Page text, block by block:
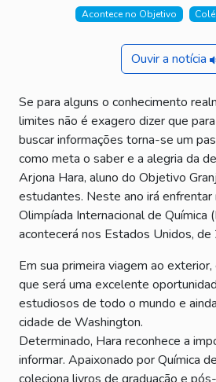
Acontece no Objetivo
Ouvir a notícia
Se para alguns o conhecimento
limites não é exagero dizer que
buscar informações torna-se um
como meta o saber e a alegria da
Arjona Hara, aluno do Objetivo
estudantes. Neste ano irá enfrentar
Olimpíada Internacional de Química
acontecerá nos Estados Unidos,
Em sua primeira viagem ao
que será uma excelente
estudiosos de todo o mundo e
cidade de Washington.
Determinado, Hara reconhece a
informar. Apaixonado por Química